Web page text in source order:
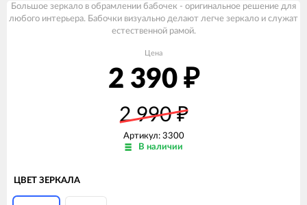
Большое зеркало в обрамлении бабочек - оригинальное решение для
любого интерьера. Бабочки визуально делают легче зеркало и служат
естественной рамой.
Цена
2 390 ₽
2 990₽
Артикул: 3300
В наличии
ЦВЕТ ЗЕРКАЛА